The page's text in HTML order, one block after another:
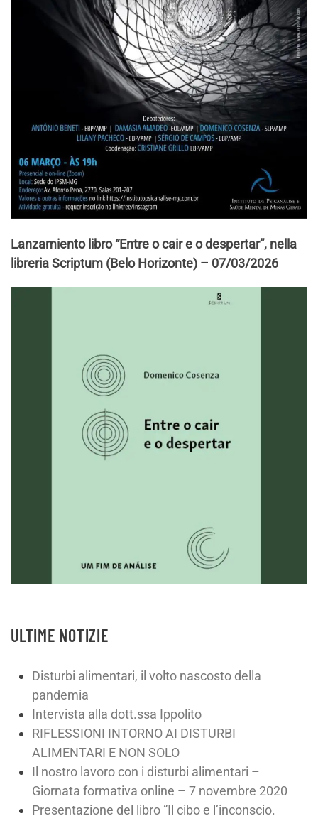
Lanzamiento libro “Entre o cair e o despertar”, nella
libreria Scriptum (Belo Horizonte) – 07/03/2026
ULTIME NOTIZIE
Disturbi alimentari, il volto nascosto della
pandemia
Intervista alla dott.ssa Ippolito
RIFLESSIONI INTORNO AI DISTURBI
ALIMENTARI E NON SOLO
Il nostro lavoro con i disturbi alimentari –
Giornata formativa online – 7 novembre 2020
Presentazione del libro ”Il cibo e l’inconscio.